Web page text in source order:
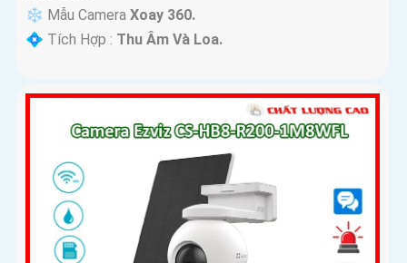
❄ Mẫu Camera Xoay 360.
️💠 Tích Hợp : Thu Âm Và Loa.